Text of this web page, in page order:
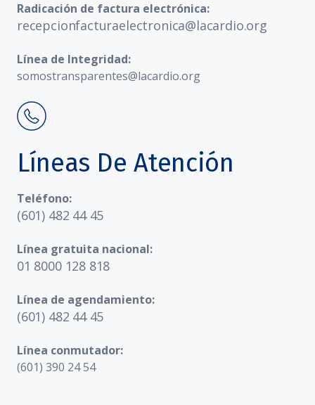
Radicación de factura electrónica:
recepcionfacturaelectronica@lacardio.org
Línea de Integridad:
somostransparentes@lacardio.org
Líneas De Atención
Teléfono:
(601) 482 44 45
Línea gratuita nacional:
01 8000 128 818
Línea de agendamiento:
(601) 482 44 45
Línea conmutador:
(601) 390 24 54